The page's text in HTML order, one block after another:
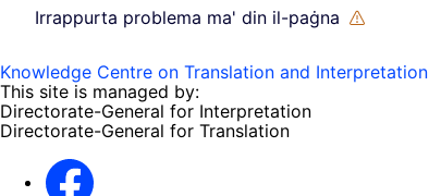
Irrappurta problema ma' din il-paġna
Knowledge Centre on Translation and Interpretation
This site is managed by:
Directorate-General for Interpretation
Directorate-General for Translation